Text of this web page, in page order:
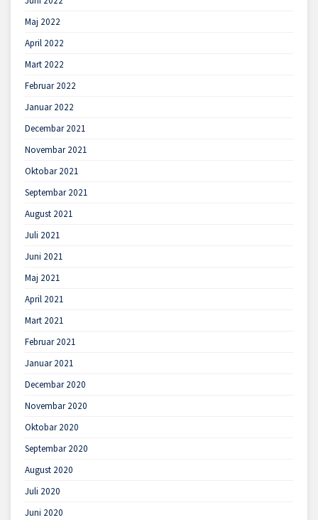
Maj 2022
April 2022
Mart 2022
Februar 2022
Januar 2022
Decembar 2021
Novembar 2021
Oktobar 2021
Septembar 2021
August 2021
Juli 2021
Juni 2021
Maj 2021
April 2021
Mart 2021
Februar 2021
Januar 2021
Decembar 2020
Novembar 2020
Oktobar 2020
Septembar 2020
August 2020
Juli 2020
Juni 2020